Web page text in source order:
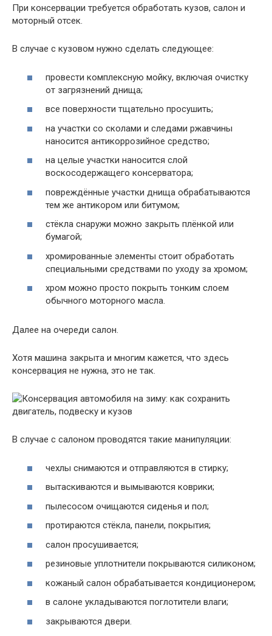
При консервации требуется обработать кузов, салон и
моторный отсек.
В случае с кузовом нужно сделать следующее:
провести комплексную мойку, включая очистку
от загрязнений днища;
все поверхности тщательно просушить;
на участки со сколами и следами ржавчины
наносится антикоррозийное средство;
на целые участки наносится слой
воскосодержащего консерватора;
повреждённые участки днища обрабатываются
тем же антикором или битумом;
стёкла снаружи можно закрыть плёнкой или
бумагой;
хромированные элементы стоит обработать
специальными средствами по уходу за хромом;
хром можно просто покрыть тонким слоем
обычного моторного масла.
Далее на очереди салон.
Хотя машина закрыта и многим кажется, что здесь
консервация не нужна, это не так.
В случае с салоном проводятся такие манипуляции:
чехлы снимаются и отправляются в стирку;
вытаскиваются и вымываются коврики;
пылесосом очищаются сиденья и пол;
протираются стёкла, панели, покрытия;
салон просушивается;
резиновые уплотнители покрываются силиконом;
кожаный салон обрабатывается кондиционером;
в салоне укладываются поглотители влаги;
закрываются двери.